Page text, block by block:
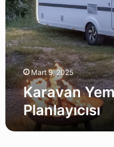
Mart 9, 2025
Karavan
Planlayıcısı